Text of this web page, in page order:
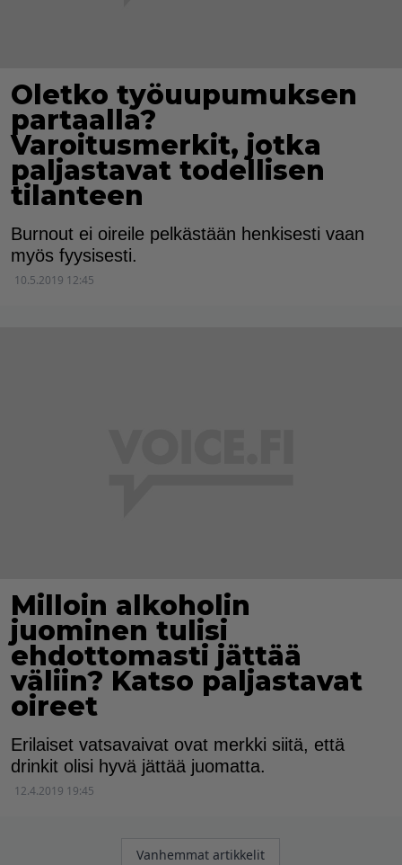
Oletko työuupumuksen
partaalla?
Varoitusmerkit, jotka
paljastavat todellisen
tilanteen
Burnout ei oireile pelkästään henkisesti vaan
myös fyysisesti.
10.5.2019 12:45
Milloin alkoholin
juominen tulisi
ehdottomasti jättää
väliin? Katso paljastavat
oireet
Erilaiset vatsavaivat ovat merkki siitä, että
drinkit olisi hyvä jättää juomatta.
12.4.2019 19:45
Artikkelien
Vanhemmat artikkelit